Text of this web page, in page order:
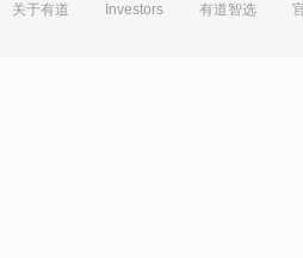
关于有道 Investors 有道智选